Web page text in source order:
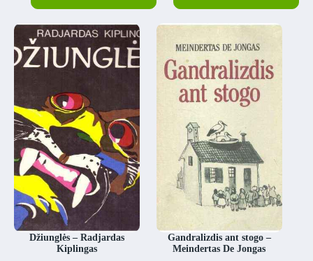
Džiunglės – Radjardas
Kiplingas
Gandralizdis ant stogo –
Meindertas De Jongas